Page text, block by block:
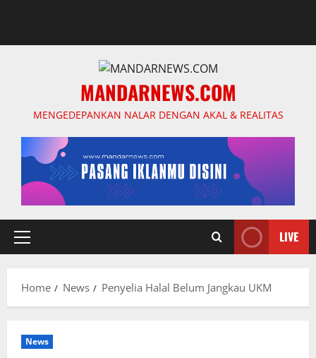
MANDARNEWS.COM
MENGEDEPANKAN NALAR DENGAN AKAL & REALITAS
Primary
LIVE
Home News Penyelia Halal Belum Jangkau UKM
News